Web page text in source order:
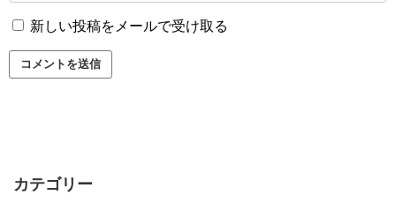
新しい投稿をメールで受け取る
カテゴリー